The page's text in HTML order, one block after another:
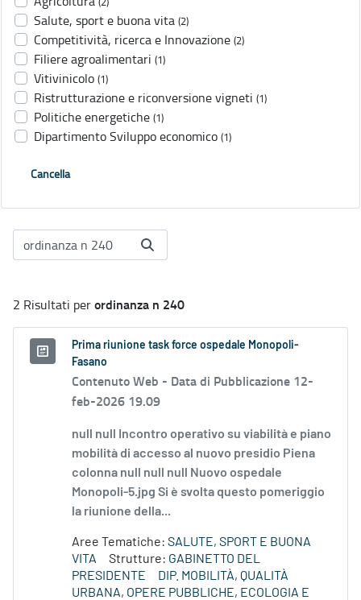
Salute, sport e buona vita (2)
Competitività, ricerca e Innovazione (2)
Filiere agroalimentari (1)
Vitivinicolo (1)
Ristrutturazione e riconversione vigneti (1)
Politiche energetiche (1)
Dipartimento Sviluppo economico (1)
Cancella
2 Risultati perordinanza n 240
Prima riunione task force ospedale Monopoli-
Fasano
Contenuto Web - Data di Pubblicazione 12-
feb-2026 19.09
null null Incontro operativo su viabilità e piano
mobilità di accesso al nuovo presidio Piena
colonna null null null Nuovo ospedale
Monopoli-5.jpg Si è svolta questo pomeriggio
la riunione della...
Aree Tematiche: SALUTE, SPORT E BUONA
VITA
Strutture: GABINETTO DEL
PRESIDENTE
DIP. MOBILITÀ, QUALITÀ
URBANA, OPERE PUBBLICHE, ECOLOGIA E